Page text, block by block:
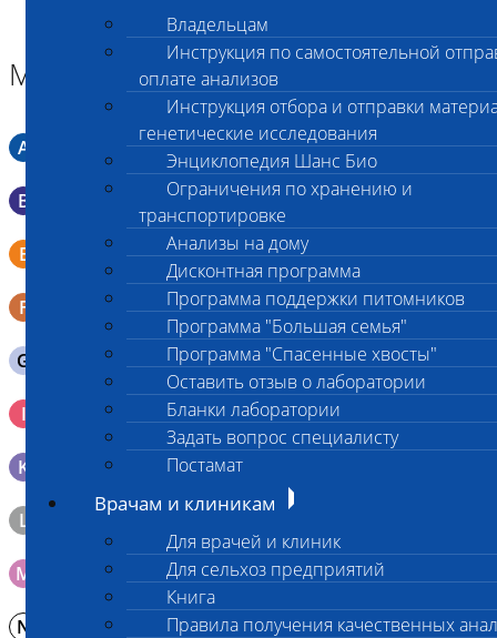
Владельцам
Инструкция по самостоятельной
оплате анализов
Инструкция отбора и отправки
генетические исследования
Энциклопедия Шанс Био
Ограничения по хранению и
транспортировке
Анализы на дому
Дисконтная программа
Программа поддержки питомников
Программа "Большая семья"
Программа "Спасенные хвосты"
Оставить отзыв о лаборатории
Бланки лаборатории
Задать вопрос специалисту
Постамат
Врачам и клиникам
Для врачей и клиник
Для сельхоз предприятий
Книга
Правила получения качественных
Материал
A Мазок в пробирку со средой Кери-Блера
B Мазок в пробирку со средой Эймса (Стюарта)
E
Смывы со слизистых в пробирку Эппендорфа (с
физраствором 0.5 мл)
F Кал в контейнере с ложечкой
G Содержимое желудка 10-30 мл
I
Кровь 2-3 мл. на фильтр-бумаге, высушенная для
генетических исследований
K Образец тканей в контейнере с 10% раствором формалина
L Материал берется только в лаборатории!
M Мазок на стекло
N Молоко в контейнере 10-30 мл